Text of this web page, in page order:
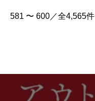
581 〜 600／全4,565件